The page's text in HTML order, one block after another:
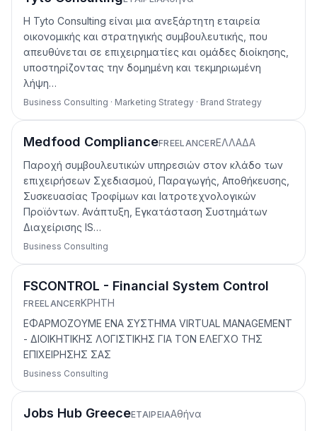
Η Tyto Consulting είναι μια ανεξάρτητη εταιρεία
οικονομικής και στρατηγικής συμβουλευτικής, που
απευθύνεται σε επιχειρηματίες και ομάδες διοίκησης,
υποστηρίζοντας την δομημένη και τεκμηριωμένη
λήψη…
Business Consulting · Marketing Strategy · Brand Strategy
Medfood ComplianceFREELANCERΕΛΛΑΔΑ
Παροχή συμβουλευτικών υπηρεσιών στον κλάδο των
επιχειρήσεων Σχεδιασμού, Παραγωγής, Αποθήκευσης,
Συσκευασίας Τροφίμων και Ιατροτεχνολογικών
Προϊόντων. Ανάπτυξη, Εγκατάσταση Συστημάτων
Διαχείρισης IS…
Business Consulting
FSCONTROL - Financial System Control
FREELANCERΚΡΗΤΗ
ΕΦΑΡΜΟΖΟΥΜΕ ΕΝΑ ΣΥΣΤΗΜΑ VIRTUAL MANAGEMENT
- ΔΙΟΙΚΗΤΙΚΗΣ ΛΟΓΙΣΤΙΚΗΣ ΓΙΑ ΤΟΝ ΕΛΕΓΧΟ ΤΗΣ
ΕΠΙΧΕΙΡΗΣΗΣ ΣΑΣ
Business Consulting
Jobs Hub GreeceΕΤΑΙΡΕΊΑΑθήνα